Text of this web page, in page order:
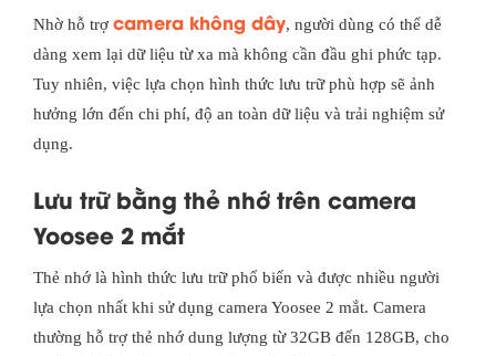
Nhờ hỗ trợ camera không dây, người dùng có thể dễ
dàng xem lại dữ liệu từ xa mà không cần đầu ghi phức tạp.
Tuy nhiên, việc lựa chọn hình thức lưu trữ phù hợp sẽ ảnh
hưởng lớn đến chi phí, độ an toàn dữ liệu và trải nghiệm sử
dụng.
Lưu trữ bằng thẻ nhớ trên camera
Yoosee 2 mắt
Thẻ nhớ là hình thức lưu trữ phổ biến và được nhiều người
lựa chọn nhất khi sử dụng camera Yoosee 2 mắt. Camera
thường hỗ trợ thẻ nhớ dung lượng từ 32GB đến 128GB, cho